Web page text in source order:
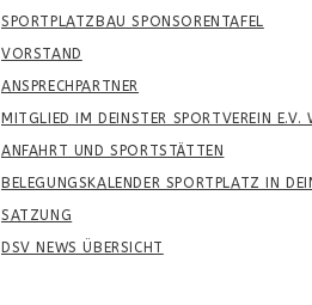
SPORTPLATZBAU SPONSORENTAFEL
VORSTAND
ANSPRECHPARTNER
MITGLIED IM DEINSTER SPORTVEREIN E.V.
ANFAHRT UND SPORTSTÄTTEN
BELEGUNGSKALENDER SPORTPLATZ IN
SATZUNG
DSV NEWS ÜBERSICHT